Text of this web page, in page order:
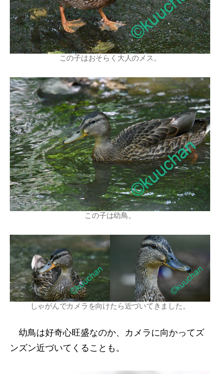
この子はおそらく大人のメス。
この子は幼鳥。
しゃがんでカメラを向けたら近づいてきました。
幼鳥は好奇心旺盛なのか、カメラに向かってズ
ンズン近づいてくることも。